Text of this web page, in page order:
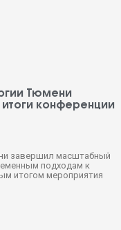
Тюмени
конференции
завершил масштабный
подходам к
итогом мероприятия